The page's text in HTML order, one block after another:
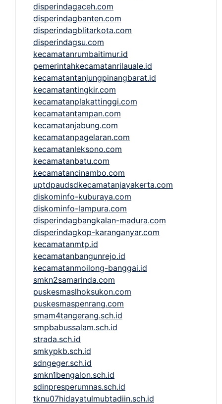
disperindagaceh.com
disperindagbanten.com
disperindagblitarkota.com
disperindagsu.com
kecamatanrumbaitimur.id
pemerintahkecamatanrilauale.id
kecamatantanjungpinangbarat.id
kecamatantingkir.com
kecamatanplakattinggi.com
kecamatantampan.com
kecamatanjabung.com
kecamatanpagelaran.com
kecamatanleksono.com
kecamatanbatu.com
kecamatancinambo.com
uptdpaudsdkecamatanjayakerta.com
diskominfo-kuburaya.com
diskominfo-lampura.com
disperindagbangkalan-madura.com
disperindagkop-karanganyar.com
kecamatanmtp.id
kecamatanbangunrejo.id
kecamatanmoilong-banggai.id
smkn2samarinda.com
puskesmaslhoksukon.com
puskesmaspenrang.com
smam4tangerang.sch.id
smpbabussalam.sch.id
strada.sch.id
smkypkb.sch.id
sdngeger.sch.id
smkn1bengalon.sch.id
sdinpresperumnas.sch.id
tknu07hidayatulmubtadiin.sch.id